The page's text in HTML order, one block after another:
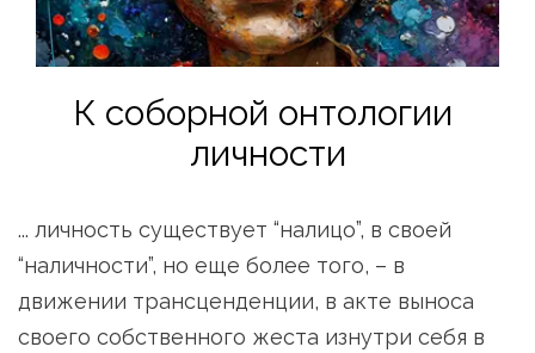
К соборной онтологии
личности
... личность существует “налицо”, в своей
“наличности”, но еще более того, – в
движении трансценденции, в акте выноса
своего собственного жеста изнутри себя в